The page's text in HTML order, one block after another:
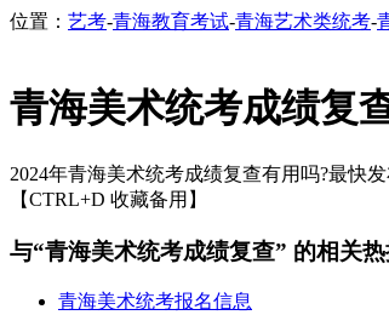
位置： 艺考-青海教育考试-青海艺术类统考-
青海美术统考成绩复
2024年青海美术统考成绩复查有用吗?最快
【CTRL+D 收藏备用】
与“青海美术统考成绩复查” 的相关热
青海美术统考报名信息